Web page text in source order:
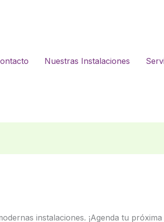
Nuestras Instalaciones
instalaciones. ¡Agenda tu